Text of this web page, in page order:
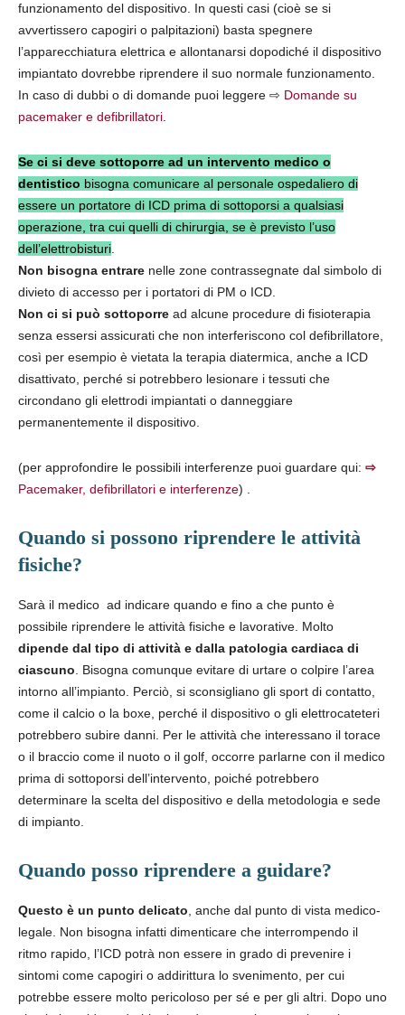
funzionamento del dispositivo. In questi casi (cioè se si
avvertissero capogiri o palpitazioni) basta spegnere
l’apparecchiatura elettrica e allontanarsi dopodiché il dispositivo
impiantato dovrebbe riprendere il suo normale funzionamento.
In caso di dubbi o di domande puoi leggere ⇨ Domande su
pacemaker e defibrillatori
Se ci si deve sottoporre ad un intervento medico o
dentistico bisogna comunicare al personale ospedaliero di
essere un portatore di ICD prima di sottoporsi a qualsiasi
operazione, tra cui quelli di chirurgia, se è previsto l’uso
dell’elettrobisturi
Non bisogna entrare nelle zone contrassegnate dal simbolo di
divieto di accesso per i portatori di PM o ICD.
Non ci si può sottoporre ad alcune procedure di fisioterapia
senza essersi assicurati che non interferiscono col defibrillatore,
così per esempio è vietata la terapia diatermica, anche a ICD
disattivato, perché si potrebbero lesionare i tessuti che
circondano gli elettrodi impiantati o danneggiare
permanentemente il dispositivo.
(per approfondire le possibili interferenze puoi guardare qui: ⇨
Pacemaker, defibrillatori e interferenze) .
Quando si possono riprendere le attività
fisiche?
Sarà il medico ad indicare quando e fino a che punto è
possibile riprendere le attività fisiche e lavorative. Molto
dipende dal tipo di attività e dalla patologia cardiaca di
ciascuno . Bisogna comunque evitare di urtare o colpire l’area
intorno all’impianto. Perciò, si sconsigliano gli sport di contatto,
come il calcio o la boxe, perché il dispositivo o gli elettrocateteri
potrebbero subire danni. Per le attività che interessano il torace
o il braccio come il nuoto o il golf, occorre parlarne con il medico
prima di sottoporsi dell’intervento, poiché potrebbero
determinare la scelta del dispositivo e della metodologia e sede
di impianto.
Quando posso riprendere a guidare?
Questo è un punto delicato , anche dal punto di vista medico-
legale. Non bisogna infatti dimenticare che interrompendo il
ritmo rapido, l’ICD potrà non essere in grado di prevenire i
sintomi come capogiri o addirittura lo svenimento, per cui
potrebbe essere molto pericoloso per sé e per gli altri. Dopo uno